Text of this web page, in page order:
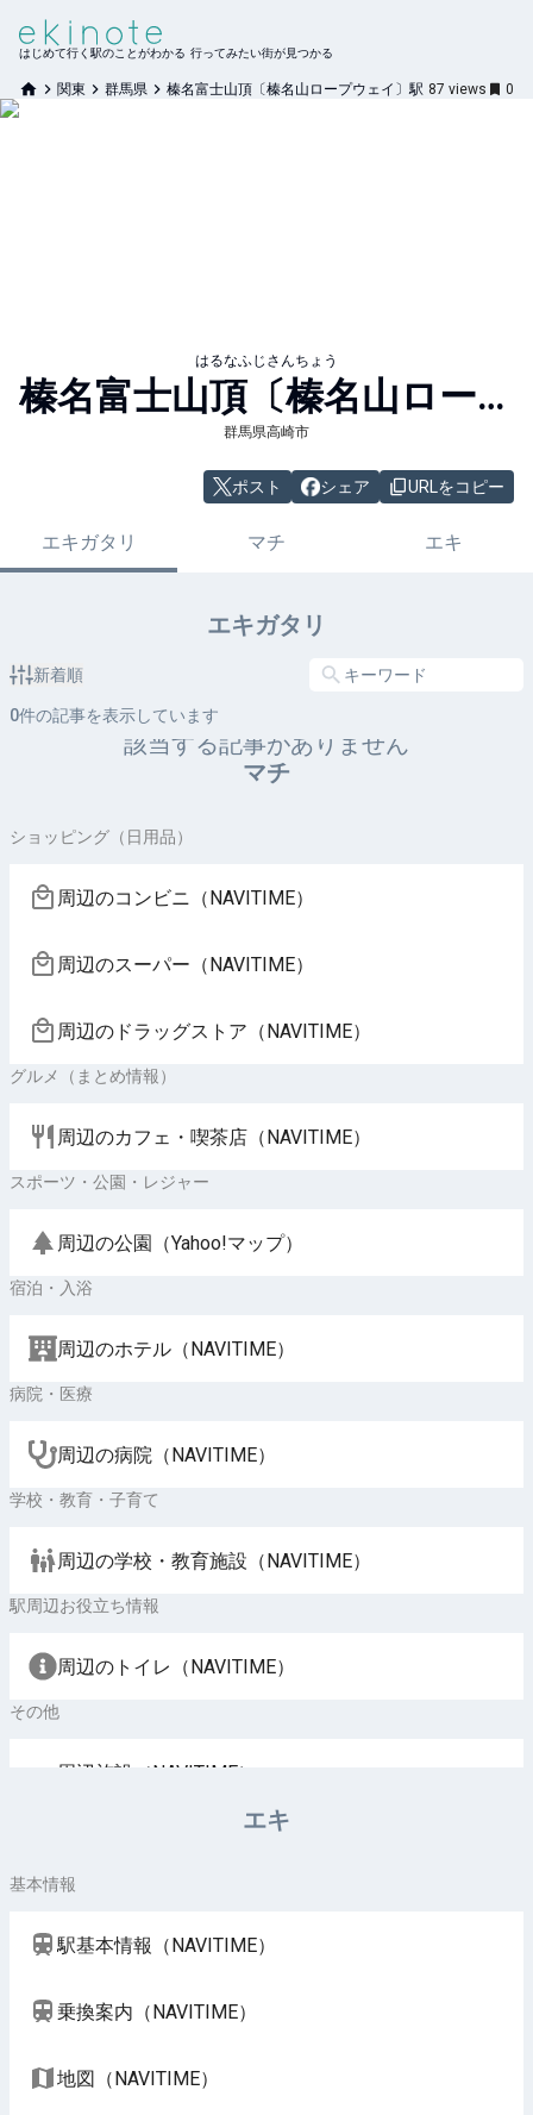
はじめて行く駅のことがわかる 行ってみたい街が見つかる
関東 群馬県 榛名富士山頂〔榛名山ロープウェイ〕駅 87 views 0
はるなふじさんちょう
榛名富士山頂〔榛名山ロープウェイ〕
群馬県高崎市
ポスト シェア URLをコピー
エキガタリ マチ エキ
エキガタリ
新着順
0件の記事を表示しています
該当する記事がありません
マチ
ショッピング（日用品）
周辺のコンビニ（NAVITIME）
周辺のスーパー（NAVITIME）
周辺のドラッグストア（NAVITIME）
グルメ（まとめ情報）
周辺のカフェ・喫茶店（NAVITIME）
スポーツ・公園・レジャー
周辺の公園（Yahoo!マップ）
宿泊・入浴
周辺のホテル（NAVITIME）
病院・医療
周辺の病院（NAVITIME）
学校・教育・子育て
周辺の学校・教育施設（NAVITIME）
駅周辺お役立ち情報
周辺のトイレ（NAVITIME）
その他
周辺施設（NAVITIME）
エキ
基本情報
駅基本情報（NAVITIME）
乗換案内（NAVITIME）
地図（NAVITIME）